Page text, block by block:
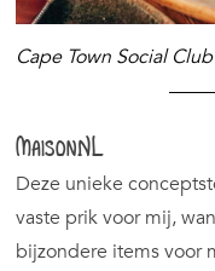
Cape Town Social Club
MaisonNL
Deze unieke
vaste prik voor mij,
bijzondere items voor